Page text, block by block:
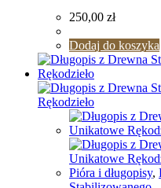
250,00 zł
Dodaj do koszyka
Pióra i długopisy,